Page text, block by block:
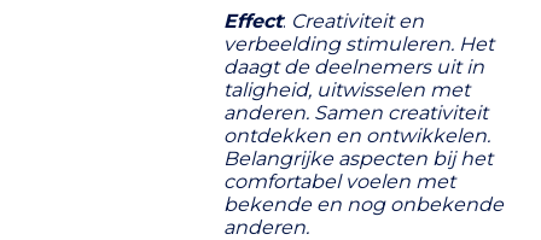
Effect: Creativiteit en
verbeelding stimuleren. Het
daagt de deelnemers uit in
taligheid, uitwisselen met
anderen. Samen creativiteit
ontdekken en ontwikkelen.
Belangrijke aspecten bij het
comfortabel voelen met
bekende en nog onbekende
anderen.